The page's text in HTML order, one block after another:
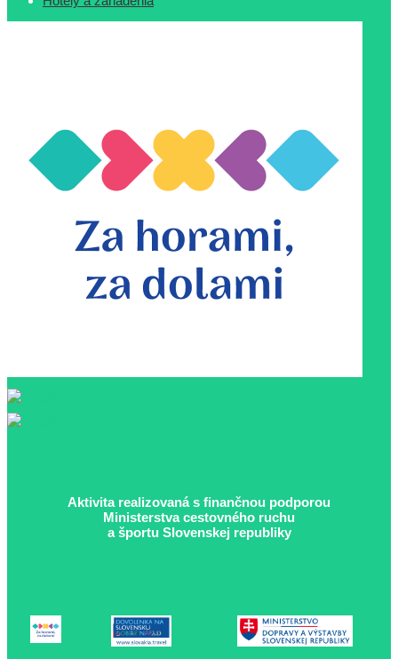
Aktivita realizovaná s finančnou podporou
Ministerstva cestovného ruchu
a športu Slovenskej republiky